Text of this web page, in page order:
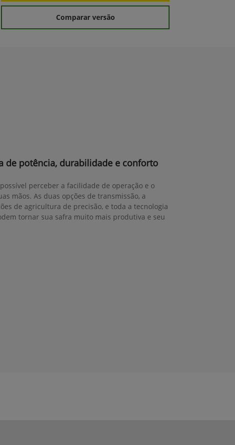
Comparar versão
de potência, durabilidade e conforto
perceber a facilidade de operação e o
mãos. As duas opções de transmissão, a
de agricultura de precisão, e toda a tecnologia
tornar sua safra muito mais produtiva e seu